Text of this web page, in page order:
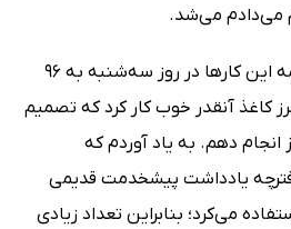
می‌دادم می‌شد.
به طوری که برای انجام همه این کارها در روز سه‌شنبه به 96
کاغذ آنقدر خوب کار کرد که تصمیم
انجام دهم. به یاد آوردم که
یادداشت پیشخدمت قدیمی
می‌کرد؛ بنابراین تعداد زیادی